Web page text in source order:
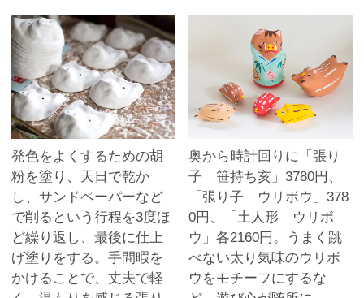
発色をよくするための胡
粉を塗り、天日で乾か
し、サンドペーパーなど
で削るという行程を3度ほ
ど繰り返し、最後に仕上
げ塗りをする。手間暇を
かけることで、丈夫で軽
奥から時計回りに「張り
子 笹持ち亥」3780円、
「張り子 ウリボウ」378
0円、「土人形 ウリボ
ウ」各2160円。うまく跳
べない太り気味のウリボ
ウをモチーフにするな